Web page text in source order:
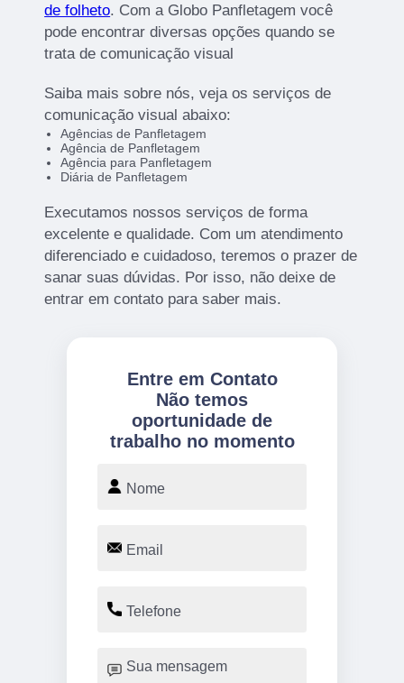
de folheto. Com a Globo Panfletagem você
pode encontrar diversas opções quando se
trata de comunicação visual
Saiba mais sobre nós, veja os serviços de
comunicação visual abaixo:
Agências de Panfletagem
Agência de Panfletagem
Agência para Panfletagem
Diária de Panfletagem
Executamos nossos serviços de forma
excelente e qualidade. Com um atendimento
diferenciado e cuidadoso, teremos o prazer de
sanar suas dúvidas. Por isso, não deixe de
entrar em contato para saber mais.
Entre em Contato
Não temos
oportunidade de
trabalho no momento